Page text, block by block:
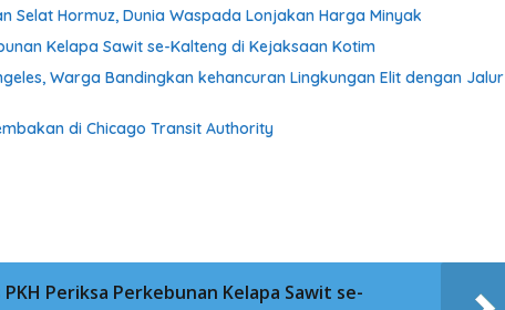
Selat Hormuz, Dunia Waspada Lonjakan Harga Minyak
Kelapa Sawit se-Kalteng di Kejaksaan Kotim
Warga Bandingkan kehancuran Lingkungan Elit dengan Jalur
di Chicago Transit Authority
PKH Periksa Perkebunan Kelapa Sawit se-